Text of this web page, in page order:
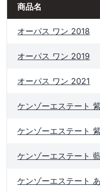
商品名
オーパス ワン 2018
オーパス ワン 2019
オーパス ワン 2021
ケンゾーエステート
ケンゾーエステート
ケンゾーエステート
ケンゾーエステート